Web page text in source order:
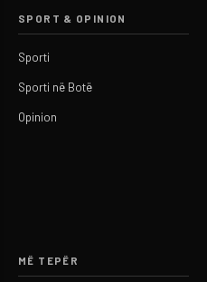
SPORT & OPINION
Sporti
Sporti në Botë
Opinion
MË TEPËR